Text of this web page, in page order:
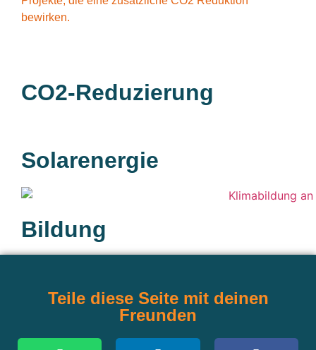
bewirken.
CO2-Reduzierung
Solarenergie
Bildung
Teile diese Seite mit deinen
Freunden